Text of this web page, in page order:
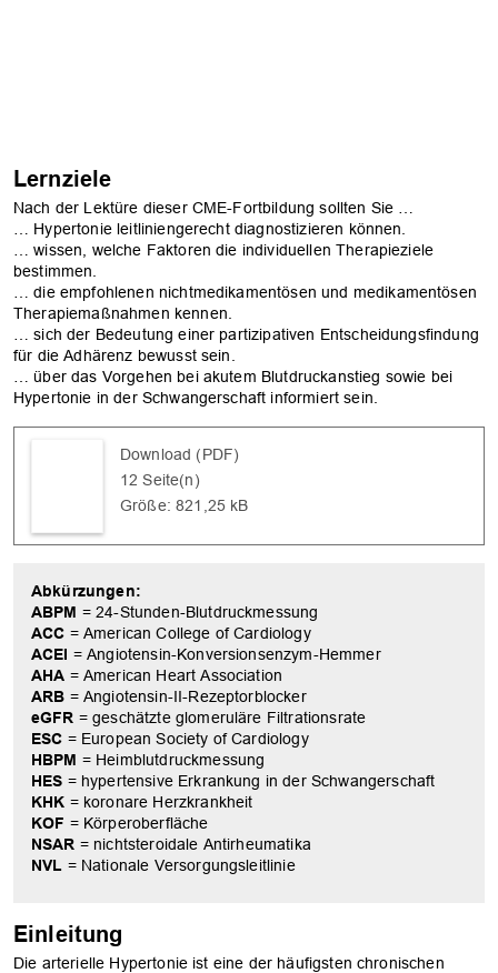
Lernziele
Nach der Lektüre dieser CME-Fortbildung sollten Sie …
… Hypertonie leitliniengerecht diagnostizieren können.
… wissen, welche Faktoren die individuellen Therapieziele
bestimmen.
… die empfohlenen nichtmedikamentösen und medikamentösen
Therapiemaßnahmen kennen.
… sich der Bedeutung einer partizipativen Entscheidungsfindung
für die Adhärenz bewusst sein.
… über das Vorgehen bei akutem Blutdruckanstieg sowie bei
Hypertonie in der Schwangerschaft informiert sein.
Download (PDF)
12 Seite(n)
Größe: 821,25 kB
Abkürzungen:
ABPM = 24-Stunden-Blutdruckmessung
ACC = American College of Cardiology
ACEI = Angiotensin-Konversionsenzym-Hemmer
AHA = American Heart Association
ARB = Angiotensin-II-Rezeptorblocker
eGFR = geschätzte glomeruläre Filtrationsrate
ESC = European Society of Cardiology
HBPM = Heimblutdruckmessung
HES = hypertensive Erkrankung in der Schwangerschaft
KHK = koronare Herzkrankheit
KOF = Körperoberfläche
NSAR = nichtsteroidale Antirheumatika
NVL = Nationale Versorgungsleitlinie
Einleitung
Die arterielle Hypertonie ist eine der häufigsten chronischen